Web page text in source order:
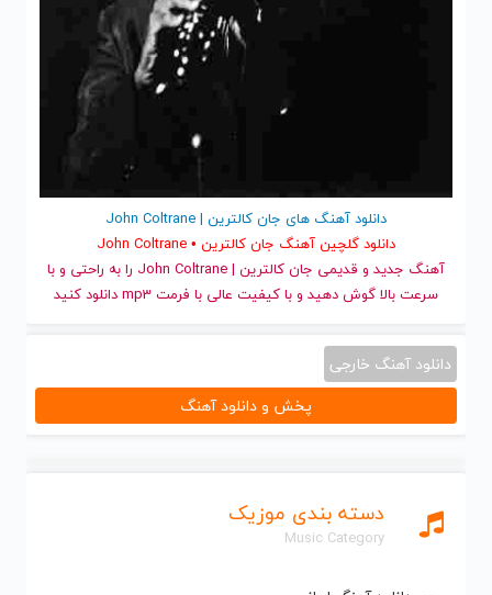
دسته بندی موزیک
Music Category
دانلود آهنگ های جان کالترین | John Coltrane
دانلود گلچین آهنگ جان کالترین • John Coltrane
آهنگ جدید
و قدیمی جان کالترین | John Coltrane را به راحتی و با
سرعت بالا گوش دهید و با کیفیت عالی با فرمت mp3 دانلود کنید
دانلود آهنگ خارجی
پخش و دانلود آهنگ